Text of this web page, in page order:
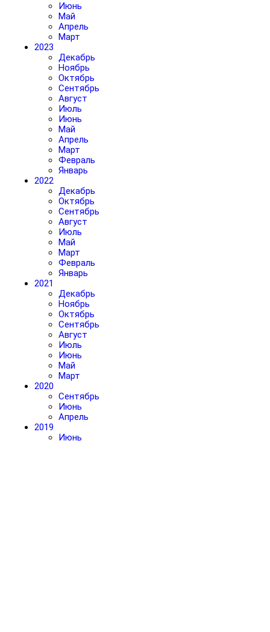
Июнь
Май
Апрель
Март
2023
Декабрь
Ноябрь
Октябрь
Сентябрь
Август
Июль
Июнь
Май
Апрель
Март
Февраль
Январь
2022
Декабрь
Октябрь
Сентябрь
Август
Июль
Май
Март
Февраль
Январь
2021
Декабрь
Ноябрь
Октябрь
Сентябрь
Август
Июль
Июнь
Май
Март
2020
Сентябрь
Июнь
Апрель
2019
Июнь